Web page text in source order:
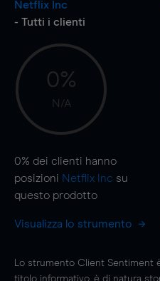
Netflix Inc
- Tutti i clienti
0%
N/A
0% dei clienti hanno
posizioni Netflix Inc su
questo prodotto
Visualizza lo strumento
Lo strumento Client Sentiment
titolo informativo, è di natura